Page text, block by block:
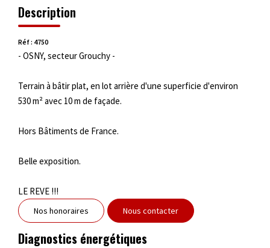
Description
Réf : 4750
- OSNY, secteur Grouchy -
Terrain à bâtir plat, en lot arrière d'une superficie d'environ
530 m² avec 10 m de façade.
Hors Bâtiments de France.
Belle exposition.
LE REVE !!!
Nos honoraires Nous contacter
Diagnostics énergétiques